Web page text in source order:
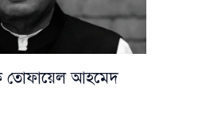
তোফায়েল আহমেদ